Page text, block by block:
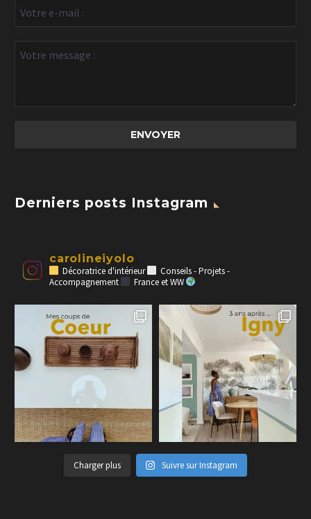
Derniers posts Instagram
carolineiyolo
Décoratrice d'intérieur
Conseils - Projets -
Accompagnement
France et WW
Charger plus Suivre sur Instagram